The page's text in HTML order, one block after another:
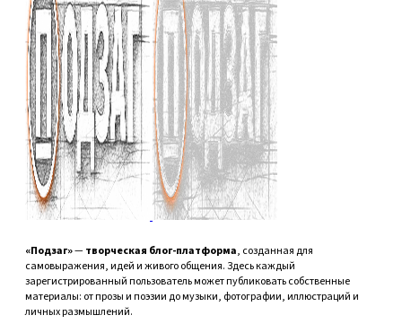
«Подзаг»— творческая блог-платформа, созданная для
самовыражения, идей и живого общения. Здесь каждый
зарегистрированный пользователь может публиковать собственные
материалы: от прозы и поэзии до музыки, фотографии, иллюстраций и
личных размышлений.